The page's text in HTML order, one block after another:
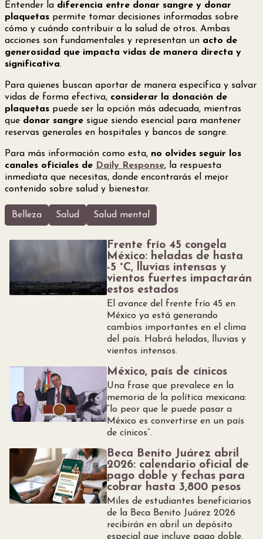
Entender la diferencia entre donar sangre y donar
plaquetas permite tomar decisiones informadas sobre
cómo y cuándo contribuir a la salud de otros. Ambas
acciones son fundamentales y representan un acto de
generosidad que impacta vidas de manera directa y
significativa.
Para quienes buscan aportar de manera específica y salvar
vidas de forma efectiva, considerar la donación de
plaquetas puede ser la opción más adecuada, mientras
que donar sangre sigue siendo esencial para mantener
reservas generales en hospitales y bancos de sangre.
Para más información como esta, no olvides seguir los
canales oficiales de Daily Response, la respuesta
inmediata que necesitas, donde encontrarás el mejor
contenido sobre salud y bienestar.
Belleza Salud Salud mental
Frente frío 45 congela
México: heladas de hasta
-5 °C, lluvias intensas y
vientos fuertes impactarán
estos estados
El avance del frente frío 45 en
México ya está generando
cambios importantes en el clima
del país. Habrá heladas, lluvias y
vientos intensos.
México, país de cínicos
Una frase que prevalece en la
memoria de la política mexicana:
“lo peor que le puede pasar a
México es convertirse en un país
de cínicos”.
Beca Benito Juárez abril
2026: calendario oficial de
pago doble y fechas para
cobrar hasta 3,800 pesos
Miles de estudiantes beneficiarios
de la Beca Benito Juárez 2026
recibirán en abril un depósito
especial que incluye pago doble.